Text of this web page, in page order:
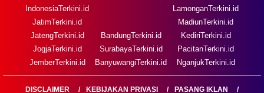
IndonesiaTerkini.id
JatimTerkini.id
JatengTerkini.id
JogjaTerkini.id
JemberTerkini.id
BandungTerkini.id
SurabayaTerkini.id
BanyuwangiTerkini.id
LamonganTerkini.id
MadiunTerkini.id
KediriTerkini.id
PacitanTerkini.id
NganjukTerkini.id
DISCLAIMER KEBIJAKAN PRIVASI
PASANG IKLAN